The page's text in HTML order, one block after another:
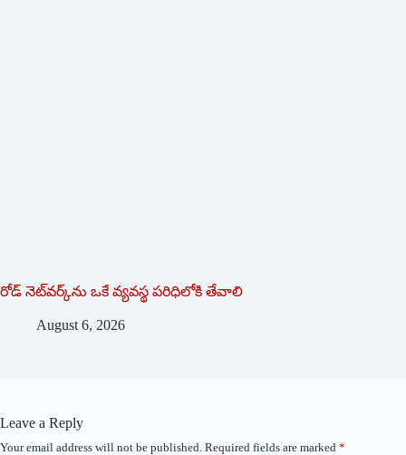
రోడ్ నెట్‌వర్క్‌ను ఒకే వ్య‌వ‌స్థ ప‌రిధిలోకి తేవాలి
August 6, 2026
Leave a Reply
Your email address will not be published. Required fields are marked *